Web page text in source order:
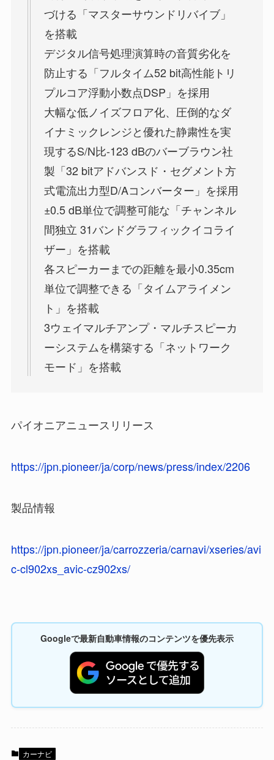
づける「マスターサウンドリバイブ」
を搭載
デジタル信号処理演算時の音質劣化を
防止する「フルタイム52 bit高性能トリ
プルコア浮動小数点DSP」を採用
大幅な低ノイズフロア化、圧倒的なダ
イナミックレンジと優れた静粛性を実
現するS/N比-123 dBのバーブラウン社
製「32 bitアドバンスド・セグメント方
式電流出力型D/Aコンバーター」を採用
±0.5 dB単位で調整可能な「チャンネル
間独立 31バンドグラフィックイコライ
ザー」を搭載
各スピーカーまでの距離を最小0.35cm
単位で調整できる「タイムアライメン
ト」を搭載
3ウェイマルチアンプ・マルチスピーカ
ーシステムを構築する「ネットワーク
モード」を搭載
パイオニアニュースリリース
https://jpn.pioneer/ja/corp/news/press/index/2206
製品情報
https://jpn.pioneer/ja/carrozzeria/carnavi/xseries/avi
c-cl902xs_avic-cz902xs/
Googleで最新自動車情報のコンテンツを優先表示
カーナビ